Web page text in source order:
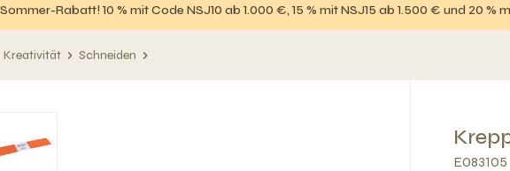
Sommer-Rabatt! 10 % mit Code NSJ10 ab 1.000 €, 15 % mit NSJ15 ab 1.500 € und 20
Kreativität Schneiden
E083105